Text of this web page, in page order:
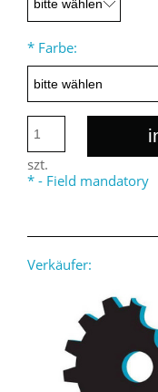
* Farbe:
szt.
* - Field mandatory
Verkäufer: